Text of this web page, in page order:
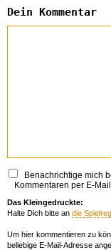
Dein Kommentar
Benachrichtige mich
Kommentaren per E-
Das Kleingedruckte:
Halte Dich bitte an die
Um hier kommentieren zu
beliebige E-Mail-Adresse